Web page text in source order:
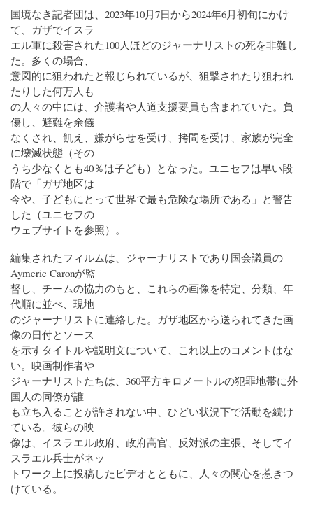
国境なき記者団は、2023年10月7日から2024年6月初旬にかけ
て、ガザでイスラ
エル軍に殺害された100人ほどのジャーナリストの死を非難し
た。多くの場合、
意図的に狙われたと報じられているが、狙撃されたり狙われ
たりした何万人も
の人々の中には、介護者や人道支援要員も含まれていた。負
傷し、避難を余儀
なくされ、飢え、嫌がらせを受け、拷問を受け、家族が完全
に壊滅状態（その
うち少なくとも40％は子ども）となった。ユニセフは早い段
階で「ガザ地区は
今や、子どもにとって世界で最も危険な場所である」と警告
した（ユニセフの
ウェブサイトを参照）。
編集されたフィルムは、ジャーナリストであり国会議員の
Aymeric Caronが監
督し、チームの協力のもと、これらの画像を特定、分類、年
代順に並べ、現地
のジャーナリストに連絡した。ガザ地区から送られてきた画
像の日付とソース
を示すタイトルや説明文について、これ以上のコメントはな
い。映画制作者や
ジャーナリストたちは、360平方キロメートルの犯罪地帯に外
国人の同僚が誰
も立ち入ることが許されない中、ひどい状況下で活動を続け
ている。彼らの映
像は、イスラエル政府、政府高官、反対派の主張、そしてイ
スラエル兵士がネッ
トワーク上に投稿したビデオとともに、人々の関心を惹きつ
けている。